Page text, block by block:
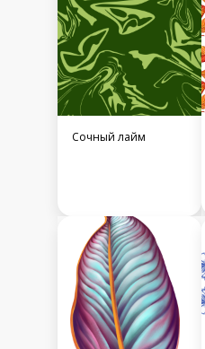
Сочный лайм